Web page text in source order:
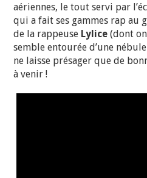
aériennes, le tout servi par
qui a fait ses gammes rap au
de la rappeuse Lylice (dont
semble entourée d’une
ne laisse présager que de
à venir !